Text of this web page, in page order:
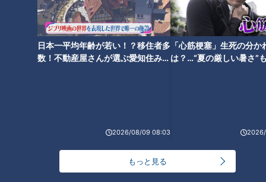
日本一平均年齢が若い！？移住者多
数！不動産屋さんが選ぶ愛知住みた
2026/08/09 08:03
「心筋梗塞」生死の分か
は？…“夏の厳しい暑さ”
もっと見る
明治生まれの祖父は太平洋戦争にも従軍し、数々の修羅場を経
験していた。
その人にしても茫然自失という当時の姿が日記帳からあふれ出
西日本豪雨ではあんなに長きにわたって雨が降り続くことに驚
いたし、大雨特別警報が11府県にも出されたのは初めてだ。
7月末の台風12号は寒冷渦の影響で東側から三重県に上陸する